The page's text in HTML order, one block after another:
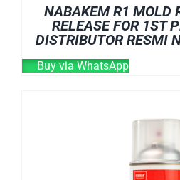
NABAKEM R1 MOLD
RELEASE FOR 1ST
DISTRIBUTOR RESMI
Buy via WhatsApp